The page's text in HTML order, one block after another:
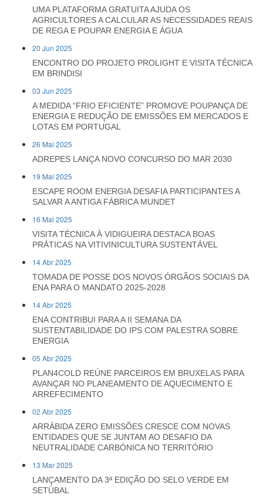
UMA PLATAFORMA GRATUITA AJUDA OS
AGRICULTORES A CALCULAR AS NECESSIDADES REAIS
DE REGA E POUPAR ENERGIA E ÁGUA
20 Jun 2025
ENCONTRO DO PROJETO PROLIGHT E VISITA TÉCNICA
EM BRINDISI
03 Jun 2025
A MEDIDA “FRIO EFICIENTE” PROMOVE POUPANÇA DE
ENERGIA E REDUÇÃO DE EMISSÕES EM MERCADOS E
LOTAS EM PORTUGAL
26 Mai 2025
ADREPES LANÇA NOVO CONCURSO DO MAR 2030
19 Mai 2025
ESCAPE ROOM ENERGIA DESAFIA PARTICIPANTES A
SALVAR A ANTIGA FÁBRICA MUNDET
16 Mai 2025
VISITA TÉCNICA À VIDIGUEIRA DESTACA BOAS
PRÁTICAS NA VITIVINICULTURA SUSTENTÁVEL
14 Abr 2025
TOMADA DE POSSE DOS NOVOS ÓRGÃOS SOCIAIS DA
ENA PARA O MANDATO 2025-2028
14 Abr 2025
ENA CONTRIBUI PARA A II SEMANA DA
SUSTENTABILIDADE DO IPS COM PALESTRA SOBRE
ENERGIA
05 Abr 2025
PLAN4COLD REÚNE PARCEIROS EM BRUXELAS PARA
AVANÇAR NO PLANEAMENTO DE AQUECIMENTO E
ARREFECIMENTO
02 Abr 2025
ARRÁBIDA ZERO EMISSÕES CRESCE COM NOVAS
ENTIDADES QUE SE JUNTAM AO DESAFIO DA
NEUTRALIDADE CARBÓNICA NO TERRITÓRIO
13 Mar 2025
LANÇAMENTO DA 3ª EDIÇÃO DO SELO VERDE EM
SETÚBAL